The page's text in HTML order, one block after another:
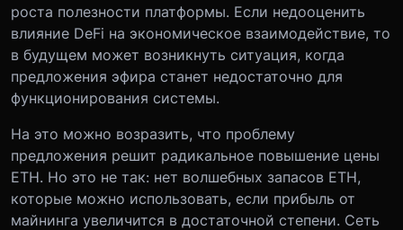
роста полезности платформы. Если недооценить
влияние DeFi на экономическое взаимодействие, то
в будущем может возникнуть ситуация, когда
предложения эфира станет недостаточно для
функционирования системы.
На это можно возразить, что проблему
предложения решит радикальное повышение цены
ETH. Но это не так: нет волшебных запасов ETH,
которые можно использовать, если прибыль от
майнинга увеличится в достаточной степени. Сеть